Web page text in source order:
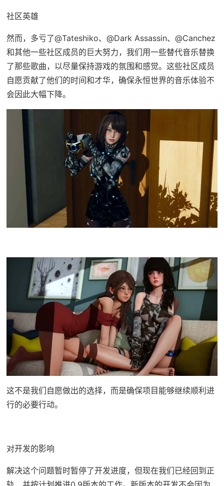
社区英雄
然而，多亏了@Tateshiko、@Dark Assassin、@Canchez
和其他一些社区成员的巨大努力，我们用一些替代音乐替换
了那些歌曲，以尽量保持游戏的氛围和感觉。这些社区成员
自愿贡献了他们的时间和才华，确保永恒世界的音乐体验不
会因此大幅下降。
这不是我们自愿做出的选择，而是确保项目能够继续顺利进
行的必要行动。
对开发的影响
解决这个问题暂时暂停了开发进度，但现在我们已经回到正